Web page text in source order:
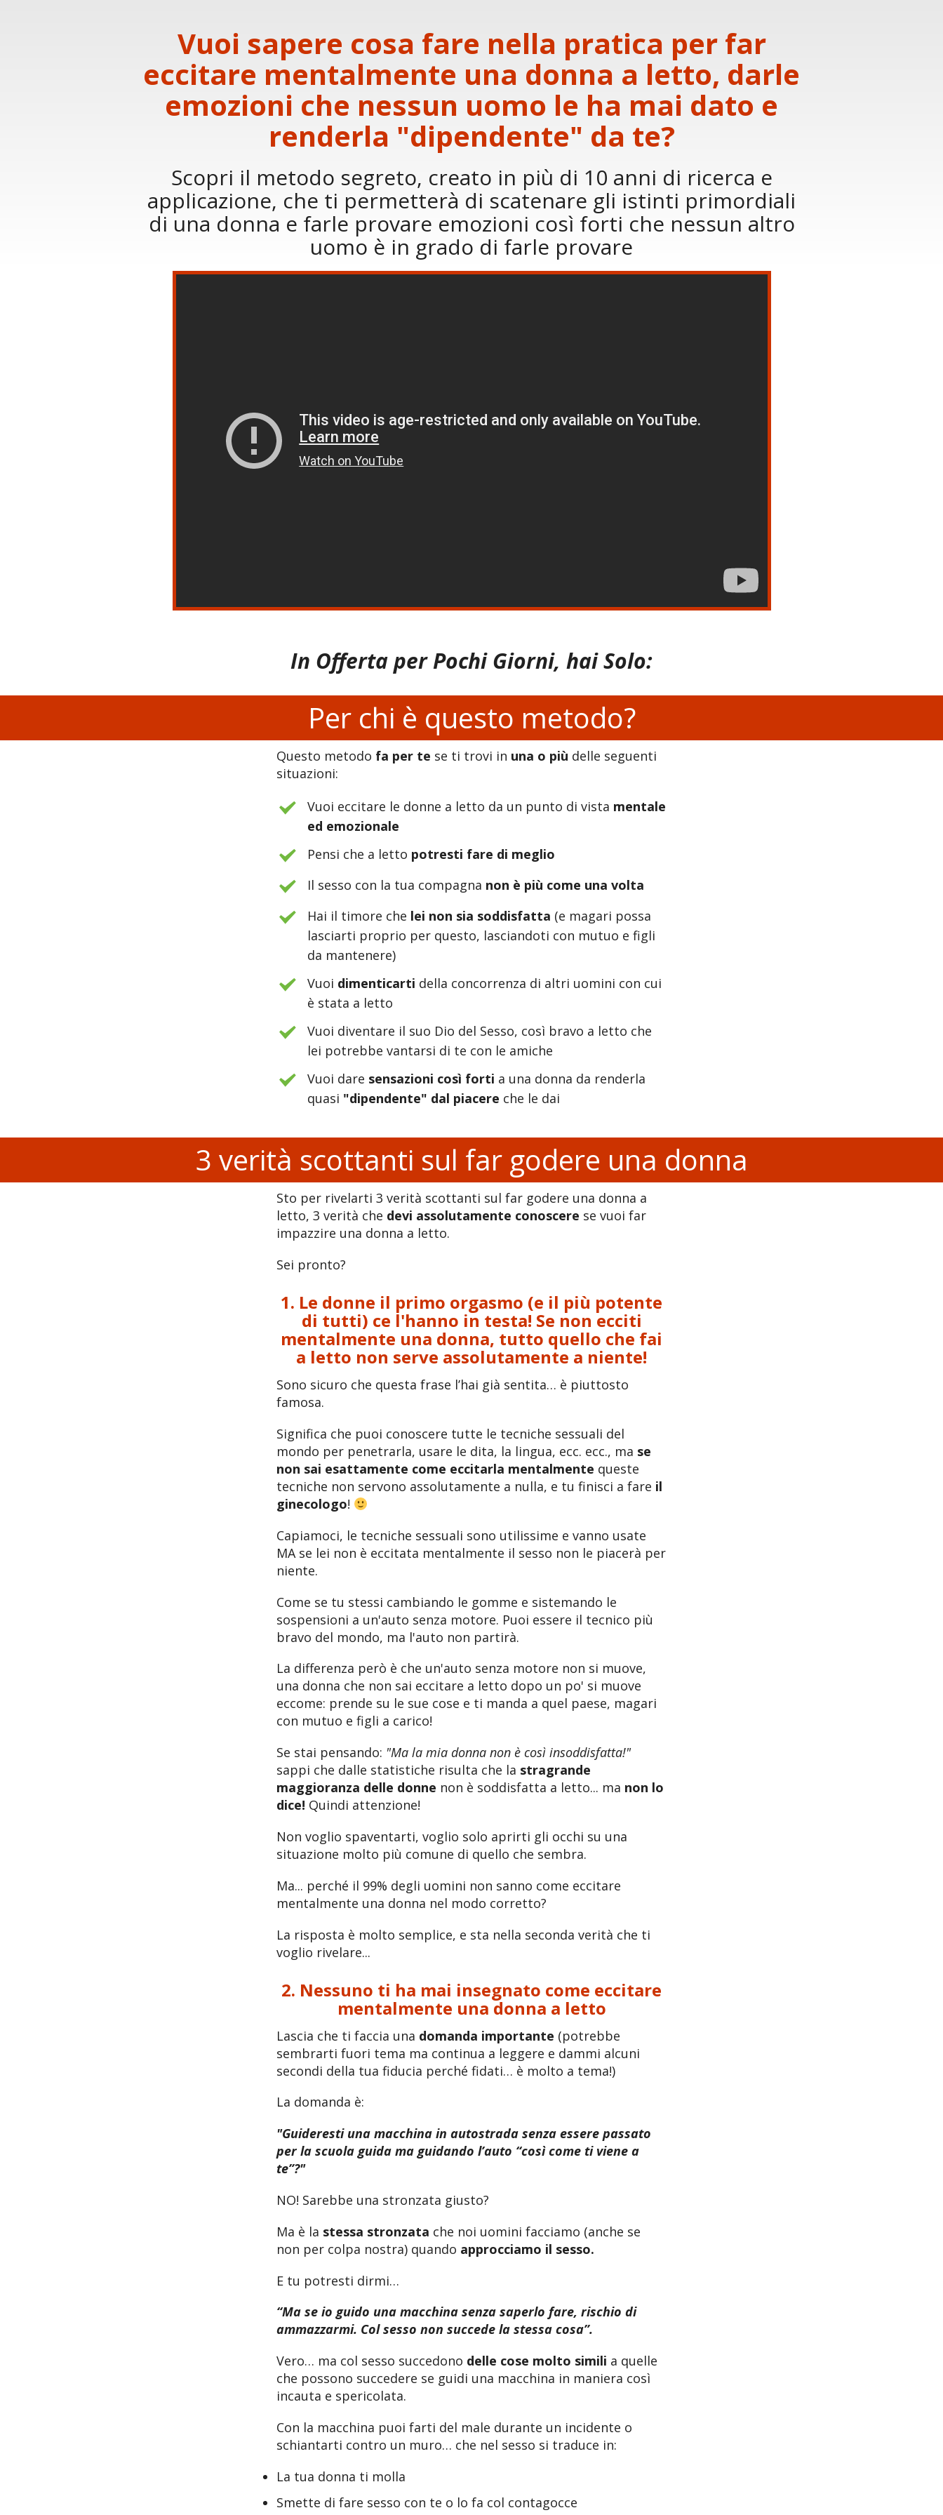
Vuoi sapere cosa fare nella pratica per far
eccitare mentalmente una donna a letto, darle
emozioni che nessun uomo le ha mai dato e
renderla "dipendente" da te?
Scopri il metodo segreto, creato in più di 10 anni di ricerca e
applicazione, che ti permetterà di scatenare gli istinti primordiali
di una donna e farle provare emozioni così forti che nessun altro
uomo è in grado di farle provare
In Offerta per Pochi Giorni, hai Solo:
Per chi è questo metodo?
Questo metodo fa per te se ti trovi in una o più delle seguenti
situazioni:
Vuoi eccitare le donne a letto da un punto di vista mentale
ed emozionale
Pensi che a letto potresti fare di meglio
Il sesso con la tua compagna non è più come una volta
Hai il timore che lei non sia soddisfatta (e magari possa
lasciarti proprio per questo, lasciandoti con mutuo e figli
da mantenere)
Vuoi dimenticarti della concorrenza di altri uomini con cui
è stata a letto
Vuoi diventare il suo Dio del Sesso, così bravo a letto che
lei potrebbe vantarsi di te con le amiche
Vuoi dare sensazioni così forti a una donna da renderla
quasi "dipendente" dal piacere che le dai
3 verità scottanti sul far godere una donna
Sto per rivelarti 3 verità scottanti sul far godere una donna a
letto, 3 verità che devi assolutamente conoscere se vuoi far
impazzire una donna a letto.
Sei pronto?
1. Le donne il primo orgasmo (e il più potente
di tutti) ce l'hanno in testa! Se non ecciti
mentalmente una donna, tutto quello che fai
a letto non serve assolutamente a niente!
Sono sicuro che questa frase l’hai già sentita… è piuttosto
famosa.
Significa che puoi conoscere tutte le tecniche sessuali del
mondo per penetrarla, usare le dita, la lingua, ecc. ecc., ma se
non sai esattamente come eccitarla mentalmente queste
tecniche non servono assolutamente a nulla, e tu finisci a fare il
ginecologo!
Capiamoci, le tecniche sessuali sono utilissime e vanno usate
MA se lei non è eccitata mentalmente il sesso non le piacerà per
niente.
Come se tu stessi cambiando le gomme e sistemando le
sospensioni a un'auto senza motore. Puoi essere il tecnico più
bravo del mondo, ma l'auto non partirà.
La differenza però è che un'auto senza motore non si muove,
una donna che non sai eccitare a letto dopo un po' si muove
eccome: prende su le sue cose e ti manda a quel paese, magari
con mutuo e figli a carico!
Se stai pensando: "Ma la mia donna non è così insoddisfatta!"
sappi che dalle statistiche risulta che la stragrande
maggioranza delle donne non è soddisfatta a letto... ma non lo
dice! Quindi attenzione!
Non voglio spaventarti, voglio solo aprirti gli occhi su una
situazione molto più comune di quello che sembra.
Ma... perché il 99% degli uomini non sanno come eccitare
mentalmente una donna nel modo corretto?
La risposta è molto semplice, e sta nella seconda verità che ti
voglio rivelare...
2. Nessuno ti ha mai insegnato come eccitare
mentalmente una donna a letto
Lascia che ti faccia una domanda importante (potrebbe
sembrarti fuori tema ma continua a leggere e dammi alcuni
secondi della tua fiducia perché fidati… è molto a tema!)
La domanda è:
"Guideresti una macchina in autostrada senza essere passato
per la scuola guida ma guidando l’auto “così come ti viene a
te”?"
NO! Sarebbe una stronzata giusto?
Ma è la stessa stronzata che noi uomini facciamo (anche se
non per colpa nostra) quando approcciamo il sesso.
E tu potresti dirmi…
“Ma se io guido una macchina senza saperlo fare, rischio di
ammazzarmi. Col sesso non succede la stessa cosa”.
Vero… ma col sesso succedono delle cose molto simili a quelle
che possono succedere se guidi una macchina in maniera così
incauta e spericolata.
Con la macchina puoi farti del male durante un incidente o
schiantarti contro un muro… che nel sesso si traduce in:
La tua donna ti molla
Smette di fare sesso con te o lo fa col contagocce